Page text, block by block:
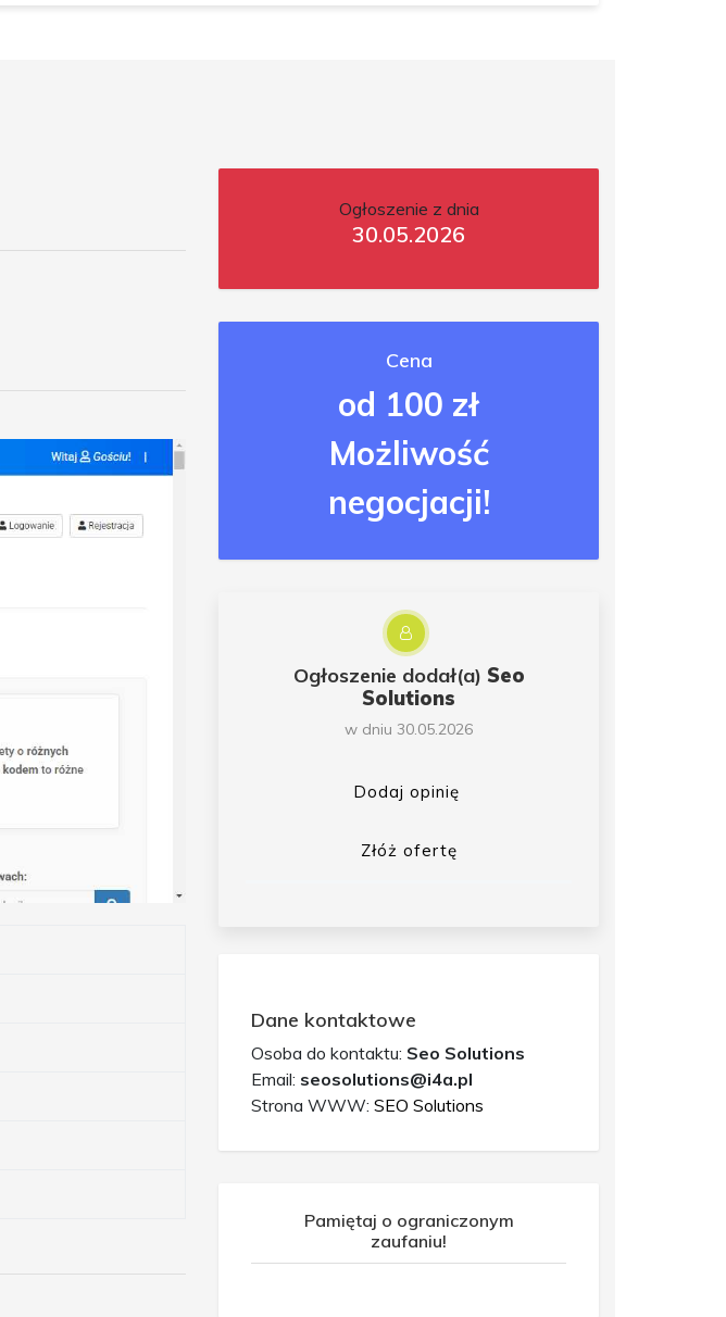
Ogłoszenie z dnia
30.05.2026
Cena
od 100 zł
Możliwość
negocjacji!
Ogłoszenie dodał(a) Seo
Solutions
w dniu 30.05.2026
Dodaj opinię
Złóż ofertę
Dane kontaktowe
Osoba do kontaktu: Seo Solutions
Email: seosolutions@i4a.pl
Strona WWW: SEO Solutions
Pamiętaj o ograniczonym
zaufaniu!